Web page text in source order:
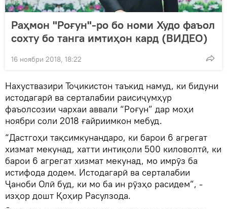
Раҳмон "Роғун"-ро бо номи Худо фаъол
сохту бо танга имтиҳон кард (ВИДЕО)
16 ноябри 2018, 18:22
Нахуствазири Тоҷикистон таъкид намуд, ки бидуни
истодагарӣ ва серталабии раисиҷумҳур
фаъолсозии чархаи аввали “Роғун” дар моҳи
ноябри соли 2018 ғайриимкон мебуд.
“Дастгоҳи тақсимкунандаро, ки барои 6 агрегат
хизмат мекунад, хатти интиқоли 500 киловолтӣ, ки
барои 6 агрегат хизмат мекунад, мо имрӯз ба
истифода додем. Истодагарӣ ва серталабии
Ҷаноби Олӣ буд, ки мо ба ин рӯзҳо расидем”, -
изҳор дошт Қоҳир Расулзода.